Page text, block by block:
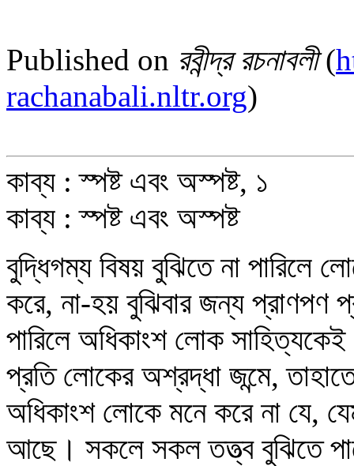
Published on রবীন্দ্র রচনাবলী(
rachanabali.nltr.org)
কাব্য : স্পষ্ট এবং অস্পষ্ট, ১
কাব্য : স্পষ্ট এবং অস্পষ্ট
বুদ্ধিগম্য বিষয় বুঝিতে না পারিলে
করে, না-হয় বুঝিবার জন্য প্রাণপণ
পারিলে অধিকাংশ লোক সাহিত্যকেই
প্রতি লোকের অশ্রদ্ধা জন্মে,
অধিকাংশ লোকে মনে করে না যে,
আছে। সকলে সকল তত্ত্ব বুঝিতে